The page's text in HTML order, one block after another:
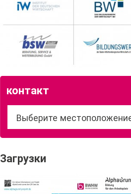
контакт
Расположение
Загрузки